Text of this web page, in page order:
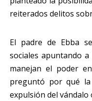
reiterados delitos
El padre de Ebba
sociales apuntando
manejan el poder
preguntó por qué
expulsión del vándalo